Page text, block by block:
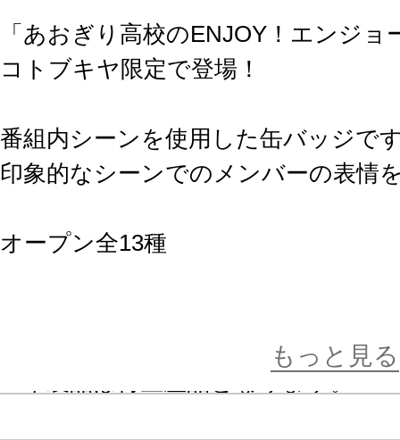
「あおぎり高校のENJOY！エンジ
コトブキヤ限定で登場！
番組内シーンを使用した缶バッジで
印象的なシーンでのメンバーの表情
オープン全13種
もっと見る